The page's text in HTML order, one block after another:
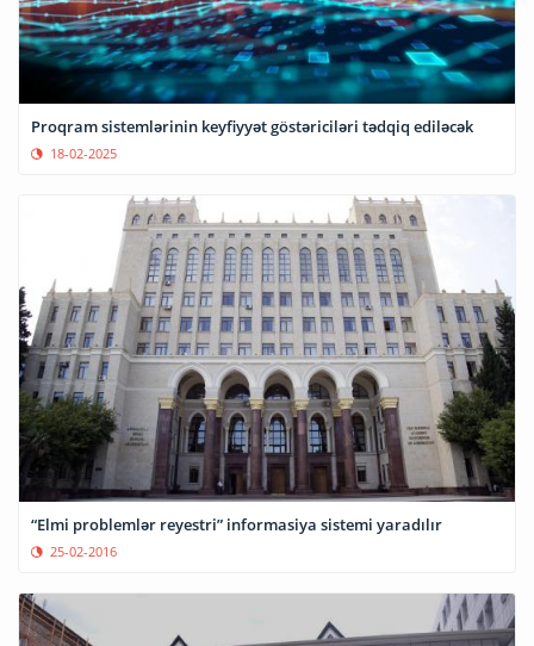
Proqram sistemlərinin keyfiyyət göstəriciləri tədqiq ediləcək
18-02-2025
“Elmi problemlər reyestri” informasiya sistemi yaradılır
25-02-2016